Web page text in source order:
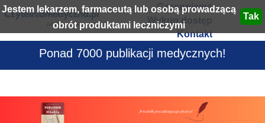
Jestem lekarzem, farmaceutą lub osobą prowadzącą
obrót produktami leczniczymi
Czasopisma
Wykup dostęp
Kontakt
Ponad 7000 publikacji medycznych!